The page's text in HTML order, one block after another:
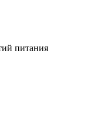
питания